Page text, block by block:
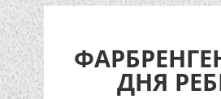
ДНЯ